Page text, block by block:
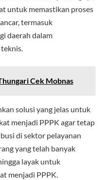
untuk memastikan proses
termasuk
daerah dalam
Cek Mobnas
solusi yang jelas untuk
menjadi PPPK agar tetap
di sektor pelayanan
yang telah banyak
layak untuk
menjadi PPPK.